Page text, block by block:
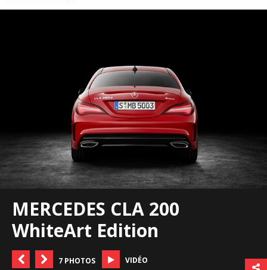
MERCEDES CLA 200
WhiteArt Edition
7 PHOTOS VIDÉO